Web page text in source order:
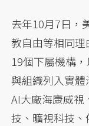
去年10月7日，
教自由等相同
19個下屬機構
與組織列入實
AI大廠海康威
技、曠視科技